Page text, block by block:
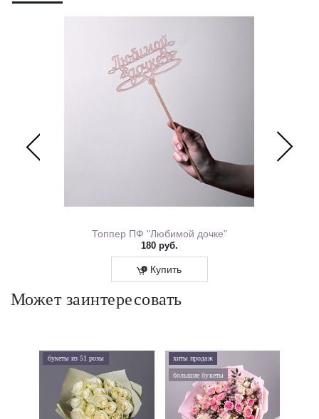
Топпер ПФ "Любимой дочке"
180 руб.
Купить
Может заинтересовать
букеты из 51 розы хиты продаж
большие букеты